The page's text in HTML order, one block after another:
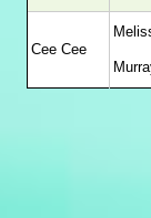
Cee Cee